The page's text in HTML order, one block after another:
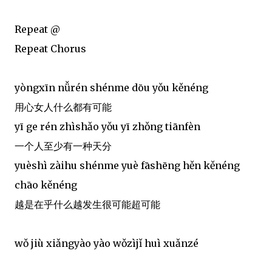
Repeat @
Repeat Chorus
yòngxīn nǚrén shénme dōu yǒu kěnéng
用心女人什么都有可能
yī ge rén zhìshǎo yǒu yī zhǒng tiānfèn
一个人至少有一种天分
yuèshì zàihu shénme yuè fāshēng hěn kěnéng
chāo kěnéng
越是在乎什么越发生很可能超可能
wǒ jiù xiǎngyào yào wǒzìjǐ huì xuǎnzé